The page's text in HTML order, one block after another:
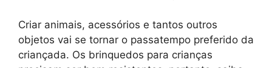
Criar animais, acessórios e tantos outros
objetos vai se tornar o passatempo preferido da
criançada. Os brinquedos para crianças